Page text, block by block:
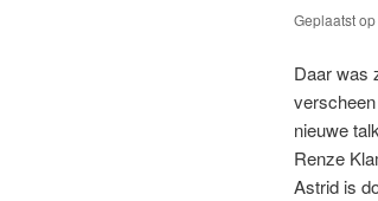
Geplaatst op
Daar was
nieuwe
Renze
Astrid is